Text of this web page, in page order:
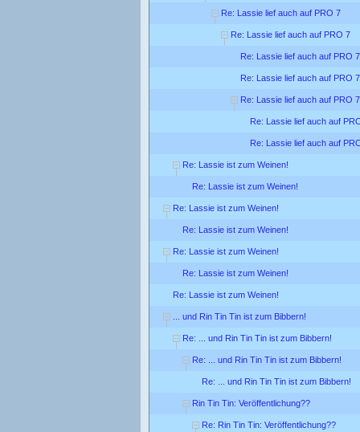
Re: Lassie lief auch auf PRO 7
Re: Lassie lief auch auf PRO 7
Re: Lassie lief auch auf PRO 7
Re: Lassie lief auch auf PRO 7
Re: Lassie lief auch auf PRO 7
Re: Lassie lief auch auf
Re: Lassie lief auch auf
Re: Lassie ist zum Weinen!
Re: Lassie ist zum Weinen!
Re: Lassie ist zum Weinen!
Re: Lassie ist zum Weinen!
Re: Lassie ist zum Weinen!
Re: Lassie ist zum Weinen!
Re: Lassie ist zum Weinen!
... und Rin Tin Tin ist zum Bibbern!
Re: ... und Rin Tin Tin ist zum Bibbern!
Re: ... und Rin Tin Tin ist zum Bibbern!
Re: ... und Rin Tin Tin ist zum Bibbern!
Rin Tin Tin: Veröffentlichung??
Re: Rin Tin Tin: Veröffentlichung??